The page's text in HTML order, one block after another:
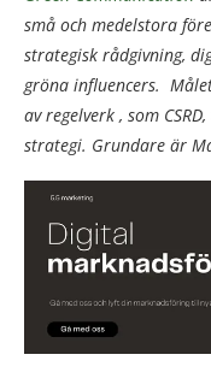
små och medelstora
strategisk rådgivning,
gröna influencers.
av regelverk , som
strategi. Grundare är